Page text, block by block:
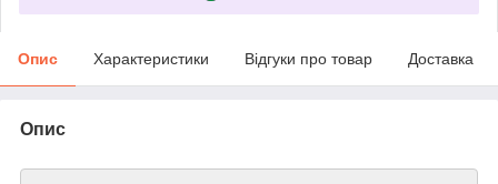
Опис Характеристики Відгуки про товар Доставка
Опис